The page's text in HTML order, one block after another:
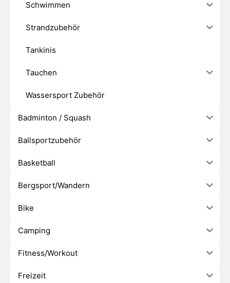
Schwimmen
Strandzubehör
Tankinis
Tauchen
Wassersport Zubehör
Badminton / Squash
Ballsportzubehör
Basketball
Bergsport/Wandern
Bike
Camping
Fitness/Workout
Freizeit